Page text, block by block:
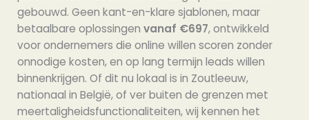
gebouwd. Geen kant-en-klare sjablonen, maar
betaalbare oplossingen vanaf €697, ontwikkeld
voor ondernemers die online willen scoren zonder
onnodige kosten, en op lang termijn leads willen
binnenkrijgen. Of dit nu lokaal is in Zoutleeuw,
nationaal in België, of ver buiten de grenzen met
meertaligheidsfunctionaliteiten, wij kennen het